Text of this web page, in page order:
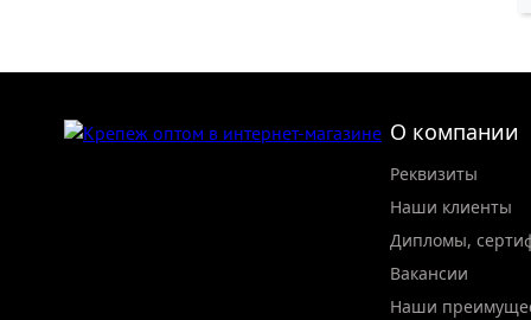
О компании
Реквизиты
Наши клиенты
Дипломы,
Вакансии
Наши